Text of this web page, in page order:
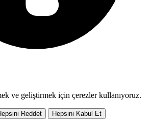
ve geliştirmek için çerezler kullanıyoruz.
Reddet Hepsini Kabul Et